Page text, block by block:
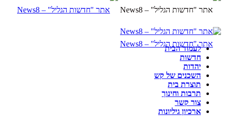
לעמוד הבית
חדשות
יהדות
השכנים של קש
תוצרת בית
תרבות וחינוך
צור קשר
ארכיון גיליונות